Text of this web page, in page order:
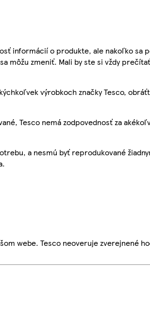
informácií o produkte, ale nakoľko sa
môžu zmeniť. Mali by ste si vždy
výrobkoch značky Tesco,
Tesco nemá zodpovednosť za
a nesmú byť reprodukované
webe. Tesco neoveruje zverejnené